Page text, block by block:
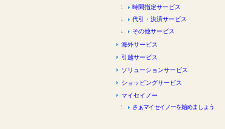
時間指定サービス
代引・決済サービス
その他サービス
海外サービス
引越サービス
ソリューションサービス
ショッピングサービス
マイセイノー
さぁマイセイノーを始めましょう